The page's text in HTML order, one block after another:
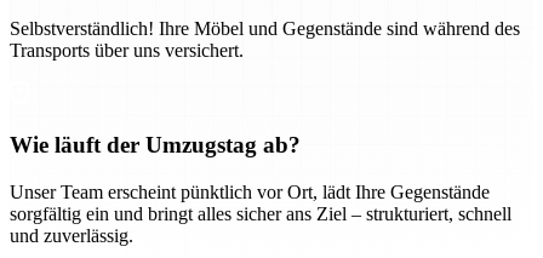
Selbstverständlich! Ihre Möbel und Gegenstände sind während des
Transports über uns versichert.
Wie läuft der Umzugstag ab?
Unser Team erscheint pünktlich vor Ort, lädt Ihre Gegenstände
sorgfältig ein und bringt alles sicher ans Ziel – strukturiert, schnell
und zuverlässig.